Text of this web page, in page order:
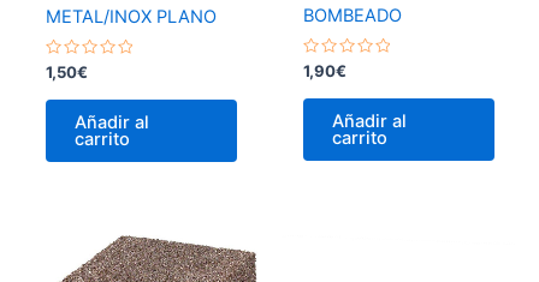
METAL/INOX PLANO
Valorado
con
0
1,50€
Añadir al
carrito
BOMBEADO
Valorado
con
0
1,90€
Añadir al
carrito